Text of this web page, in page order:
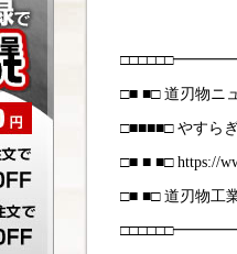
□■ ■□ 道刃物ニ
□■■■■□ やすら
□■ ■ ■□ https://
□■ ■□ 道刃物工